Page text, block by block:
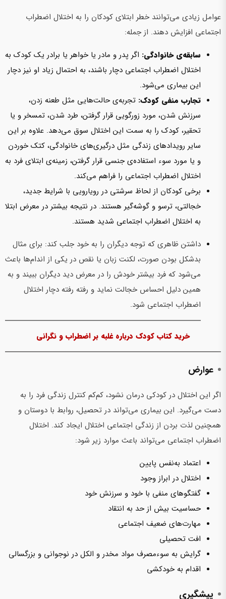
عوامل زیادی‌ می‌توانند خطر ابتلای کودکان را به اختلال اضطراب
اجتماعی افزایش دهند. از جمله:
سابقه‌ی خانوادگی: اگر پدر و مادر یا خواهر یا برادر یک کودک به
اختلال اضطراب اجتماعی دچار باشند، به احتمال زیاد او نیز دچار
این بیماری‌ می‌شود.
تجارب منفی کودک: تجربه‌ی حالت‌هایی‌ مثل طعنه زدن،
سرزنش شدن، مورد زورگویی قرار گرفتن، طرد شدن، تمسخر و یا
تحقیر، کودک را به سمت این اختلال سوق‌ می‌دهد. علاوه بر این
سایر رویدادهای زندگی مثل درگیری‌های خانوادگی، کتک خوردن
و یا مورد سوء استفاده‌ی جنسی قرار گرفتن،‌ زمینه‌ی ابتلای فرد به
اختلال اضطراب اجتماعی را فراهم‌ می‌‌کند.
برخی کودکان از لحاظ سرشتی در رویارویی با شرایط جدید،
خجالتی، ترسو و گوشه‌گیر هستند. در نتیجه بیشتر در معرض ابتلا
به اختلال اضطراب اجتماعی شدید هستند.
داشتن ظاهری که توجه دیگران را به خود جلب کند: برای مثال
بدشکل بودن صورت، لکنت زبان یا نقص در یکی از اندام‌ها باعث‌
می‌شود که فرد بیشتر خودش را در معرض دید دیگران ببیند و به
همین دلیل احساس خجالت نماید و رفته رفته دچار اختلال
اضطراب اجتماعی شود.
خرید کتاب کودک درباره غلبه بر اضطراب و نگرانی
عوارض
اگر این اختلال در کودکی درمان نشود، کم‌کم کنترل‌ زندگی فرد را به
دست‌ می‌گیرد. این بیماری‌ می‌تواند در تحصیل، روابط با دوستان و
همچنین لذت بردن از زندگی اجتماعی اختلال ایجاد کند. اختلال
اضطراب اجتماعی‌ می‌تواند باعث موارد زیر شود:
اعتماد به‌نفس پایین
اختلال در ابراز وجود
گفتگوهای منفی با خود و سرزنش‌ خود
حساسیت بیش از حد به انتقاد
مهارت‌های ضعیف اجتماعی
افت تحصیلی
گرایش به سوءمصرف مواد مخدر و الکل در نوجوانی و بزرگسالی
اقدام به خودکشی
پیشگیری